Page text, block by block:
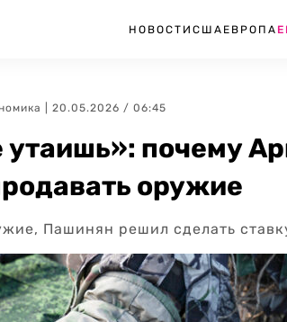
НОВОСТИ США ЕВРОПА
| 20.05.2026 / 06:45
почему
оружие
Пашинян решил сделать